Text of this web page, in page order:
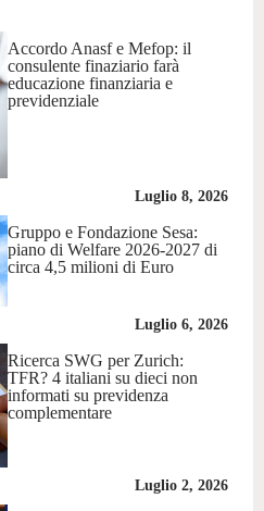
Accordo Anasf e Mefop: il
consulente finaziario farà
educazione finanziaria e
previdenziale
Luglio 8, 2026
Gruppo e Fondazione Sesa:
piano di Welfare 2026-2027 di
circa 4,5 milioni di Euro
Luglio 6, 2026
Ricerca SWG per Zurich:
TFR? 4 italiani su dieci non
informati su previdenza
complementare
Luglio 2, 2026